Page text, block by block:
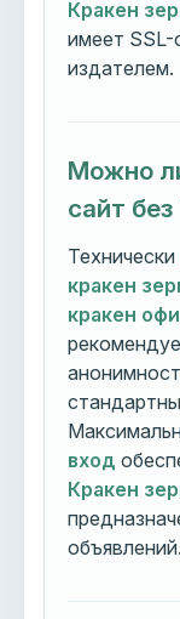
Кракен
имеет SSL-
издателем.
Можно
сайт без
Технически
кракен
кракен
вход
Кракен
объявлений.